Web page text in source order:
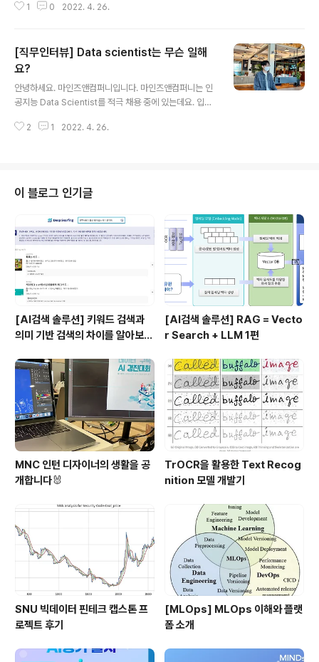
entation 모집 일정: 2022년 11월 9일 (수) 까지 본 대회:
서 열린 에 참관하게 되었습니다. 인공지능 최신 기술을 직
규모 인공지능 전문 전시회인 건 알고 있었지만 직접 가서
보니 훨씬 더 스케일이 크고 웅장하더라구요. 시간 가는 줄
도 모르고 즐겁게 구경했던 후기와, 개인적으로 인상깊었
던 기업과 제품을 간략히 소개해드리려고 합니다. 입구부
이미 와서 구경중이었습니다. 참가기업 중에는 저희와 인
1 0 2022. 4. 26.
[직무인터뷰] Data scientist는 무슨 일해
요?
안녕하세요. 마인즈앤컴퍼니입니다. 마인즈앤컴퍼니는 인
공지능 Data Scientist를 적극 채용 중에 있는데요. 입사
들이 많았죠? 2021년 하반기에 Data Scientist 로 (이하
트를 어떻게 했는지, 솔직하게 털어놓는 시간이 되었는데
요. 부끄러움 많은 샤이가이이지만 일할 때만큼은 열정가
이인 홍승우 매니저님의 인터뷰 지금 바로 공개합니다! Q.
안녕하세요! 간단하게 본인 소개 부탁드려요. 안녕하세요,
저는 2021년부터 마인즈앤컴퍼니 DS팀에서 AI 모델을
개발하고 있는 홍승우 매..
2 1 2022. 4. 26.
이 블로그 인기글
[AI검색 솔루션] 키워드 검색과
의미 기반 검색의 차이를 알아보
[AI검색 솔루션] RAG = Vecto
r Search + LLM 1편
MNC 인턴 디자이너의 생활을 공
개합니다🐰
TrOCR을 활용한 Text Recog
nition 모델 개발기
SNU 빅데이터 핀테크 캡스톤 프
로젝트 후기
[MLOps] MLOps 이해와 플랫
폼 소개